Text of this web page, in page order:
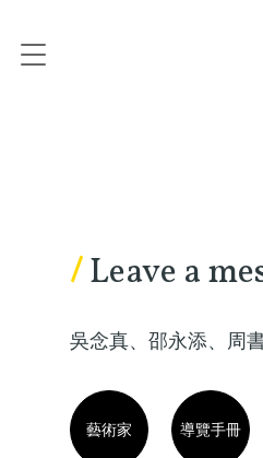
/Leave a
吳念真、邵永添、周
藝術家 導覽手冊